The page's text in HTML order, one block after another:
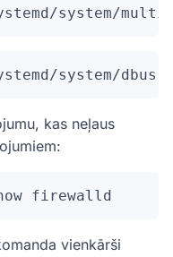
system/
system/
kas neļaus
firewalld
vienkārši